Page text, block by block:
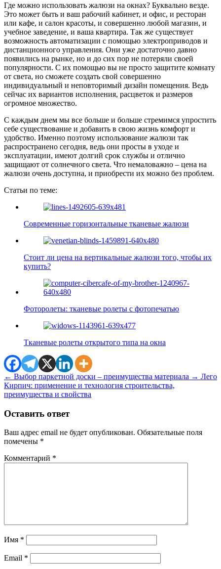
Где можно использовать жалюзи на окнах? Буквально везде.
Это может быть и ваш рабочий кабинет, и офис, и ресторан
или кафе, и салон красоты, и совершенно любой магазин, и
учебное заведение, и ваша квартира. Так же существует
возможность автоматизации с помощью электроприводов и
дистанционного управления. Они уже достаточно давно
появились на рынке, но и до сих пор не потеряли своей
популярности. С их помощью вы не просто защитите комнату
от света, но сможете создать свой совершенно
индивидуальный и неповторимый дизайн помещения. Ведь
сейчас их вариантов исполнения, расцветок и размеров
огромное множество.
С каждым днем мы все больше и больше стремимся упростить
себе существование и добавить в свою жизнь комфорт и
удобство. Именно поэтому использование жалюзи так
распространено сегодня, ведь они просты в уходе и
эксплуатации, имеют долгий срок службы и отлично
защищают от солнечного света. Что немаловажно – цена на
жалюзи очень доступна, и приобрести их можно без проблем.
Статьи по теме:
Современные горизонтальные тканевые жалюзи
Стоит ли цена на вертикальные жалюзи того, чтобы их
купить?
Фоторолеты: тканевые ролеты с фотопечатью
Тканевые ролеты открытого типа на окна
← Выбор паркетной доски – преимущества материала → Лего
Кирпич: применение и технология строительства,
преимущества и свойства
Оставить ответ
Ваш адрес email не будет опубликован. Обязательные поля
помечены *
Комментарий *
Имя *
Email *